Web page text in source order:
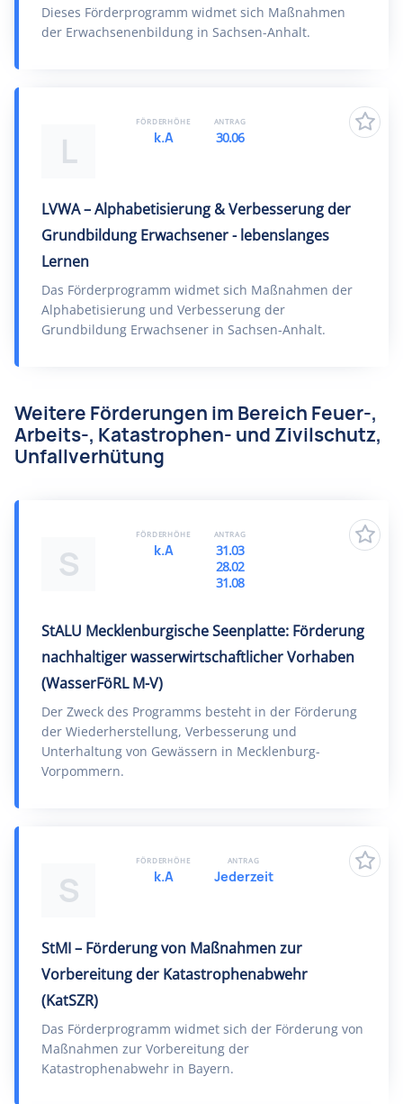
Dieses Förderprogramm widmet sich Maßnahmen
der Erwachsenenbildung in Sachsen-Anhalt.
L
LVWA – Alphabetisierung & Verbesserung der
Grundbildung Erwachsener - lebenslanges
Lernen
Das Förderprogramm widmet sich Maßnahmen der
Alphabetisierung und Verbesserung der
Grundbildung Erwachsener in Sachsen-Anhalt.
FÖRDERHÖHE
k.A
ANTRAG
30.06
Weitere Förderungen im Bereich Feuer-,
Arbeits-, Katastrophen- und Zivilschutz,
Unfallverhütung
S
StALU Mecklenburgische Seenplatte: Förderung
nachhaltiger wasserwirtschaftlicher Vorhaben
(WasserFöRL M-V)
Der Zweck des Programms besteht in der Förderung
der Wiederherstellung, Verbesserung und
Unterhaltung von Gewässern in Mecklenburg-
Vorpommern.
FÖRDERHÖHE
k.A
ANTRAG
31.03
28.02
31.08
S
StMI – Förderung von Maßnahmen zur
Vorbereitung der Katastrophenabwehr
(KatSZR)
Das Förderprogramm widmet sich der Förderung von
Maßnahmen zur Vorbereitung der
Katastrophenabwehr in Bayern.
FÖRDERHÖHE
k.A
ANTRAG
Jederzeit